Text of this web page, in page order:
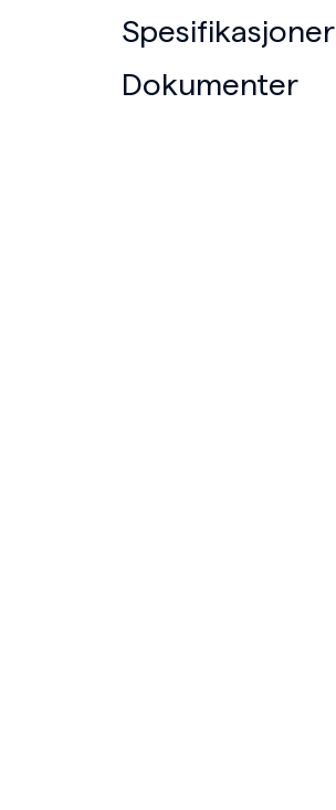
Spesifikasjoner
Dokumenter